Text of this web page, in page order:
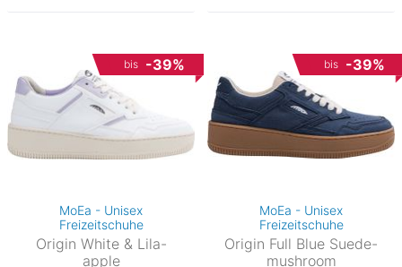
bis -39%
MoEa - Unisex
Freizeitschuhe
Origin White & Lila-
apple
bis -39%
MoEa - Unisex
Freizeitschuhe
Origin Full Blue Suede-
mushroom